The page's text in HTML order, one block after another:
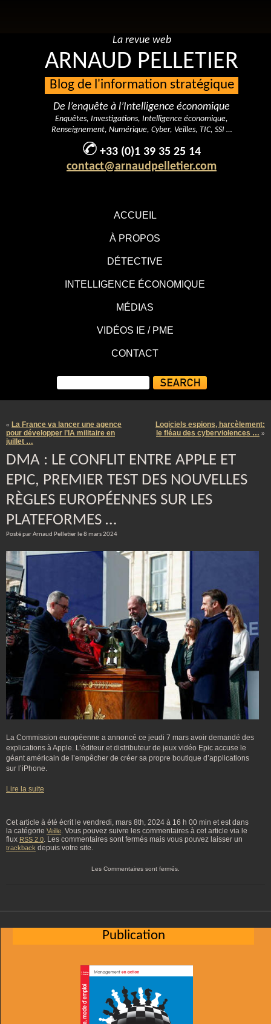
ACCUEIL
À PROPOS
DÉTECTIVE
INTELLIGENCE ÉCONOMIQUE
MÉDIAS
VIDÉOS IE / PME
CONTACT
La revue web
ARNAUD PELLETIER
Blog de l'information stratégique
De l’enquête à l’Intelligence économique
Enquêtes, Investigations, Intelligence économique,
Renseignement, Numérique, Cyber, Veilles, TIC, SSI …
+33 (0)1 39 35 25 14
contact@arnaudpelletier.com
« La France va lancer une agence
pour développer l’IA militaire en
juillet …
Logiciels espions, harcèlement:
le fléau des cyberviolences … »
DMA : LE CONFLIT ENTRE APPLE ET
EPIC, PREMIER TEST DES NOUVELLES
RÈGLES EUROPÉENNES SUR LES
PLATEFORMES …
Posté par Arnaud Pelletier le 8 mars 2024
La Commission européenne a annoncé ce jeudi 7 mars avoir demandé des
explications à Apple. L’éditeur et distributeur de jeux vidéo Epic accuse le
géant américain de l’empêcher de créer sa propre boutique d’applications
sur l’iPhone.
Lire la suite
Cet article à été écrit le vendredi, mars 8th, 2024 à 16 h 00 min et est dans
la catégorie Veille. Vous pouvez suivre les commentaires à cet article via le
flux RSS 2.0. Les commentaires sont fermés mais vous pouvez laisser un
trackback depuis votre site.
Les Commentaires sont fermés.
Publication